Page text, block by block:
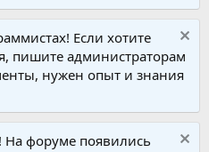
Если хотите
пишите администраторам
нужен опыт и знания
На форуме появились